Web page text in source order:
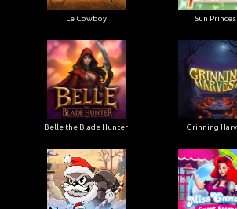
Le Cowboy Sun
Belle the Blade Hunter Grinning